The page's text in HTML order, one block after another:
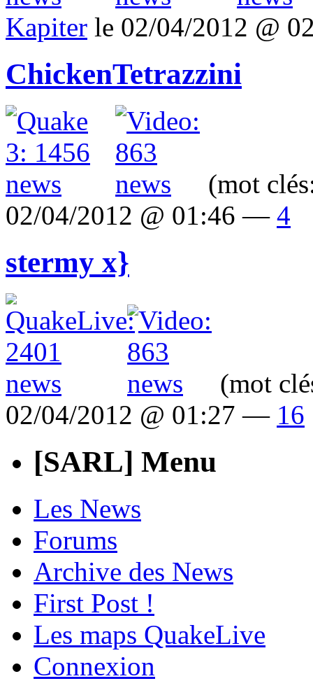
Kapiter le 02/04/2012 @
ChickenTetrazzini
(mot
02/04/2012 @ 01:46 — 4
stermy x}
(mot
02/04/2012 @ 01:27 — 16
[SARL] Menu
Les News
Forums
Archive des News
First Post !
Les maps QuakeLive
Connexion